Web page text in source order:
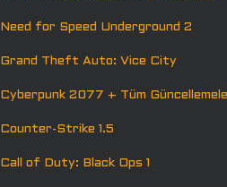
Need for Speed Underground 2
Grand Theft Auto: Vice City
Cyberpunk 2077 + Tüm
Counter-Strike 1.5
Call of Duty: Black Ops 1